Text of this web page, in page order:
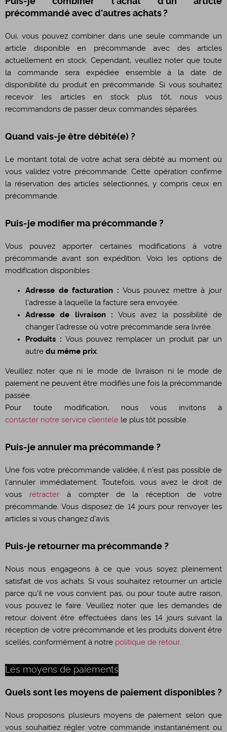
précommandé avec d'autres achats ?
Oui, vous pouvez combiner dans une seule commande un
article disponible en précommande avec des articles
actuellement en stock. Cependant, veuillez noter que toute
la commande sera expédiée ensemble à la date de
disponibilité du produit en précommande. Si vous souhaitez
recevoir les articles en stock plus tôt, nous vous
recommandons de passer deux commandes séparées.
Quand vais-je être débité(e) ?
Le montant total de votre achat sera débité au moment où
vous validez votre précommande. Cette opération confirme
la réservation des articles sélectionnés, y compris ceux en
précommande.
Puis-je modifier ma précommande ?
Vous pouvez apporter certaines modifications à votre
précommande avant son expédition. Voici les options de
modification disponibles :
Adresse de facturation : Vous pouvez mettre à jour
l'adresse à laquelle la facture sera envoyée.
Adresse de livraison : Vous avez la possibilité de
changer l'adresse où votre précommande sera livrée.
Produits : Vous pouvez remplacer un produit par un
autre du même prix.
Veuillez noter que ni le mode de livraison ni le mode de
paiement ne peuvent être modifiés une fois la précommande
passée.
Pour toute modification, nous vous invitons à
contacter notre service clientèle le plus tôt possible.
Puis-je annuler ma précommande ?
Une fois votre précommande validée, il n'est pas possible de
l'annuler immédiatement. Toutefois, vous avez le droit de
vous rétracterà compter de la réception de votre
précommande. Vous disposez de 14 jours pour renvoyer les
articles si vous changez d'avis.
Puis-je retourner ma précommande ?
Nous nous engageons à ce que vous soyez pleinement
satisfait de vos achats. Si vous souhaitez retourner un article
parce qu'il ne vous convient pas, ou pour toute autre raison,
vous pouvez le faire. Veuillez noter que les demandes de
retour doivent être effectuées dans les 14 jours suivant la
réception de votre précommande et les produits doivent être
scellés, conformément à notre politique de retour.
Les moyens de paiements
Quels sont les moyens de paiement disponibles ?
Nous proposons plusieurs moyens de paiement selon que
vous souhaitiez régler votre commande instantanément ou